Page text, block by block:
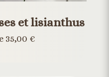
et lisianthus
35,00 €